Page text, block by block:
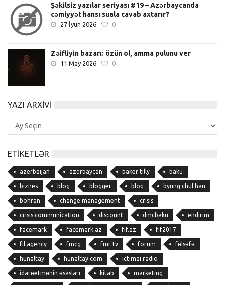
Şəkilsiz yazılar seriyası #19 – Azərbaycanda
cəmiyyət hansı suala cavab axtarır?
27 İyun 2026 0
Zəifliyin bazarı: özün ol, amma pulunu ver
11 May 2026 0
YAZI ARXIVI
Yazı
Arxivi
ETIKETLƏR
azerbaijan azərbaycan baker tilly baku
biznes blog blogger bloq byung chul han
böhran change management crisis
crisis communication discount dmcbaku endirim
facemark facemark.az fif.az fif2017
fil agency fmcg fmr tv forum fəlsəfə
hunaltay hunaltay.com ictimai radio
idarəetmənin əsasları kitab marketing